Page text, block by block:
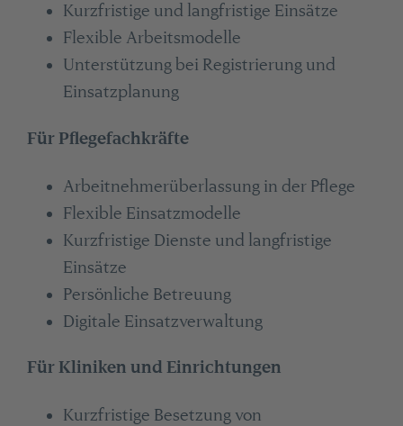
Kurzfristige und langfristige Einsätze
Flexible Arbeitsmodelle
Unterstützung bei Registrierung und
Einsatzplanung
Für Pflegefachkräfte
Arbeitnehmerüberlassung in der Pflege
Flexible Einsatzmodelle
Kurzfristige Dienste und langfristige
Einsätze
Persönliche Betreuung
Digitale Einsatzverwaltung
Für Kliniken und Einrichtungen
Kurzfristige Besetzung von